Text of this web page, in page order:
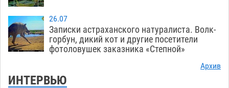
26.07
Записки астраханского натуралиста. Волк-
горбун, дикий кот и другие посетители
фотоловушек заказника «Степной»
Архив
ИНТЕРВЬЮ